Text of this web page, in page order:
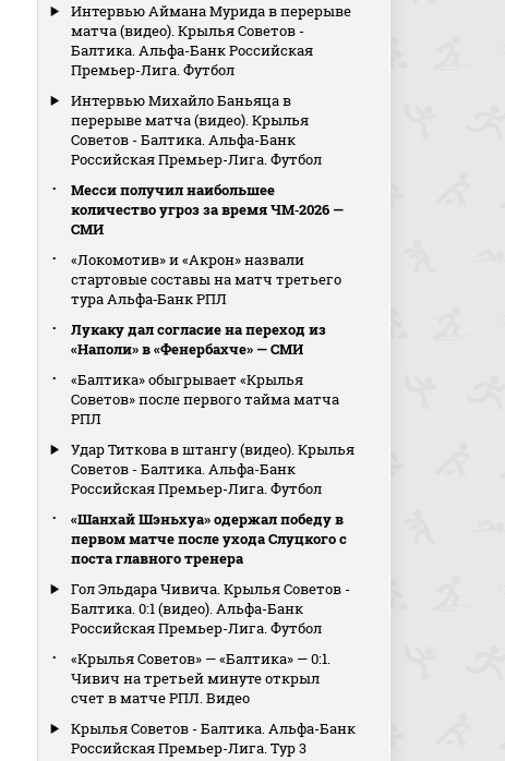
Интервью Аймана Мурида в перерыве
матча (видео). Крылья Советов -
Балтика. Альфа-Банк Российская
Премьер-Лига. Футбол
Интервью Михайло Баньяца в
перерыве матча (видео). Крылья
Советов - Балтика. Альфа-Банк
Российская Премьер-Лига. Футбол
Месси получил наибольшее
количество угроз за время ЧМ‑2026 —
СМИ
«Локомотив» и «Акрон» назвали
стартовые составы на матч третьего
тура Альфа‑Банк РПЛ
Лукаку дал согласие на переход из
«Наполи» в «Фенербахче» — СМИ
«Балтика» обыгрывает «Крылья
Советов» после первого тайма матча
РПЛ
Удар Титкова в штангу (видео). Крылья
Советов - Балтика. Альфа-Банк
Российская Премьер-Лига. Футбол
«Шанхай Шэньхуа» одержал победу в
первом матче после ухода Слуцкого с
поста главного тренера
Гол Эльдара Чивича. Крылья Советов -
Балтика. 0:1 (видео). Альфа-Банк
Российская Премьер-Лига. Футбол
«Крылья Советов» — «Балтика» — 0:1.
Чивич на третьей минуте открыл
счет в матче РПЛ. Видео
Крылья Советов - Балтика. Альфа-Банк
Российская Премьер-Лига. Тур 3